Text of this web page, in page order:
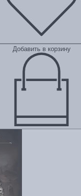
Добавить в корзину